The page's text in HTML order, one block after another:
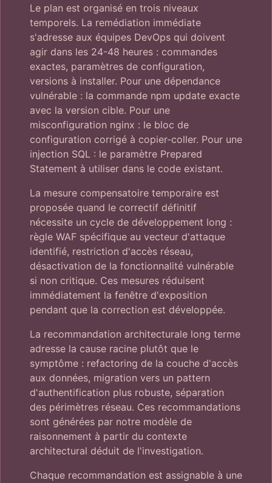
Le plan est organisé en trois niveaux
temporels. La remédiation immédiate
s'adresse aux équipes DevOps qui doivent
agir dans les 24-48 heures : commandes
exactes, paramètres de configuration,
versions à installer. Pour une dépendance
vulnérable : la commande npm update exacte
avec la version cible. Pour une
misconfiguration nginx : le bloc de
configuration corrigé à copier-coller. Pour une
injection SQL : le paramètre Prepared
Statement à utiliser dans le code existant.
La mesure compensatoire temporaire est
proposée quand le correctif définitif
nécessite un cycle de développement long :
règle WAF spécifique au vecteur d'attaque
identifié, restriction d'accès réseau,
désactivation de la fonctionnalité vulnérable
si non critique. Ces mesures réduisent
immédiatement la fenêtre d'exposition
pendant que la correction est développée.
La recommandation architecturale long terme
adresse la cause racine plutôt que le
symptôme : refactoring de la couche d'accès
aux données, migration vers un pattern
d'authentification plus robuste, séparation
des périmètres réseau. Ces recommandations
sont générées par notre modèle de
raisonnement à partir du contexte
architectural déduit de l'investigation.
Chaque recommandation est assignable à une